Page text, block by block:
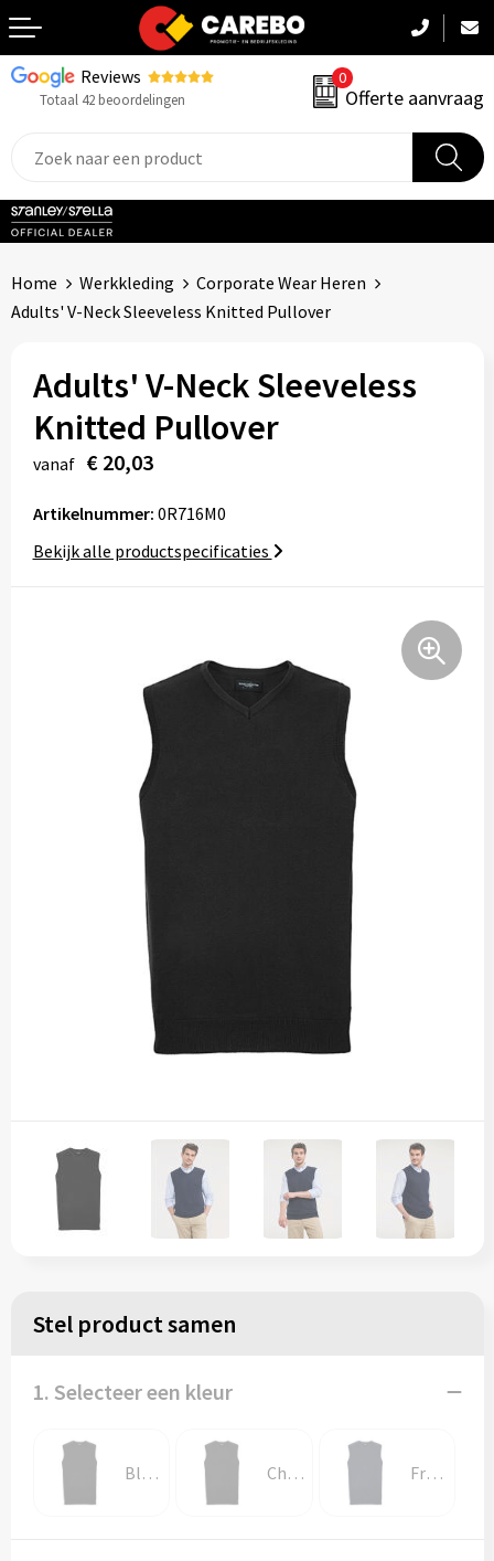
Reviews
Totaal 42 beoordelingen
0
Offerte aanvraag
Terug
Sportkleding
Kinderkleding
Tassen
Home Werkkleding
Corporate Wear Heren
Adults' V-Neck Sleeveless Knitted Pullover
Adults' V-Neck Sleeveless
Knitted Pullover
vanaf € 20,03
Artikelnummer: 0R716M0
Bekijk alle productspecificaties
Stel product samen
1. Selecteer een kleur
Black Charcoal Marl French Navy